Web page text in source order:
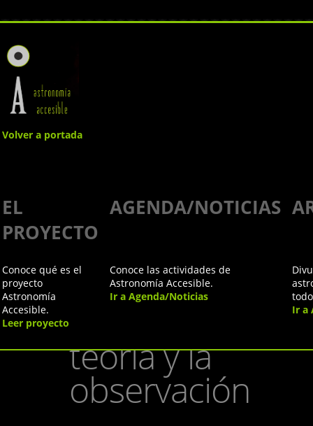
Volver a portada
EL
PROYECTO
AGENDA/NOTICIAS
Conoce qué es el
proyecto
Astronomía
Accesible.
Leer proyecto
Conoce las actividades de
Astronomía Accesible.
Ir a Agenda/Noticias
Ir a
Stephen
Hawking y
el diálogo
perpétuo
teoría y la
observación